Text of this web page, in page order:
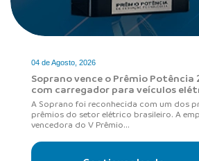
04 de Agosto, 2026
Soprano vence o Prêmio Potência
com carregador para veículos
A Soprano foi reconhecida com um dos
prêmios do setor elétrico brasileiro. A
vencedora do V Prêmio...